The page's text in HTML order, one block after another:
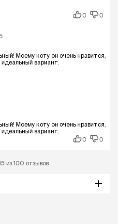
0
0
Моему коту он очень нравится,
вариант.
Моему коту он очень нравится,
вариант.
0
0
из 100 отзывов